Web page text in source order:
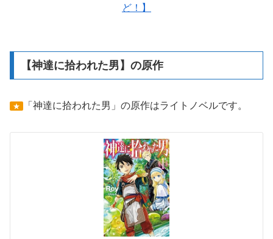
ど！】
【神達に拾われた男】の原作
★ 「神達に拾われた男」の原作はライトノベルです。